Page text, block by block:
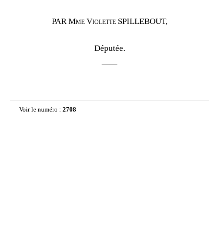
PAR Mme Violette SPILLEBOUT,
Députée.
——
Voir le numéro : 2708